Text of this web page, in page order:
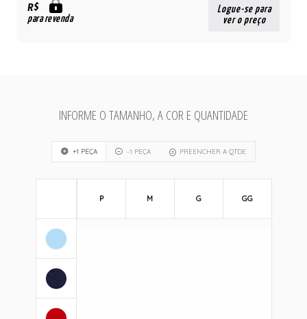
R$
para revenda
Logue-se para
ver o preço
INFORME O TAMANHO, A COR E QUANTIDADE
+1 PEÇA -1 PEÇA PREENCHER A QTDE
P M G GG